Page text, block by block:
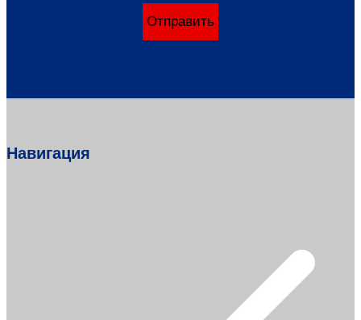
Отправить
Навигация